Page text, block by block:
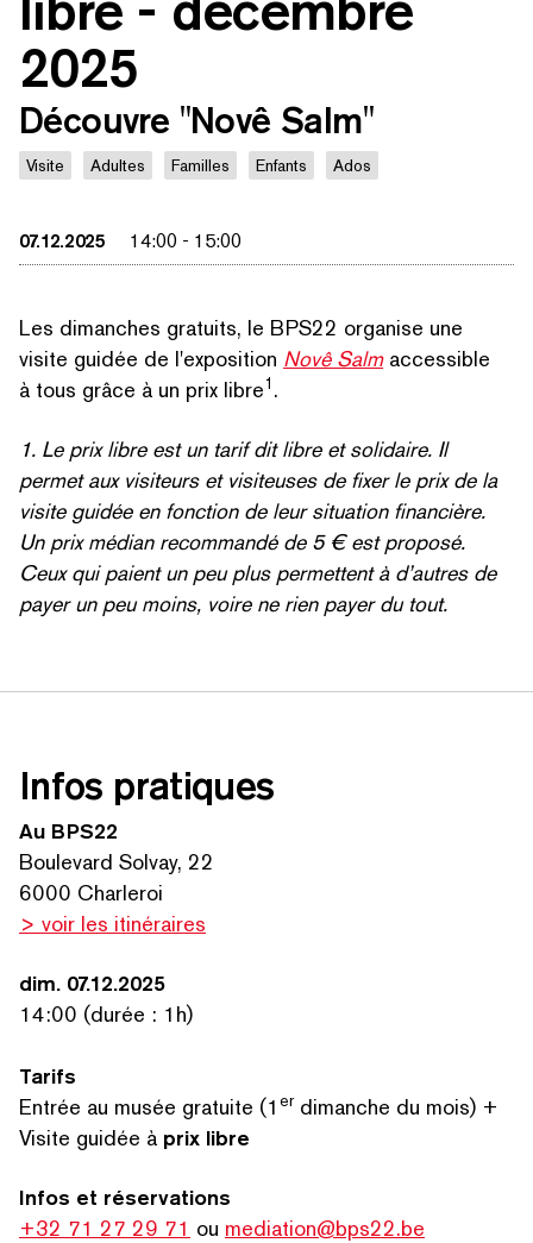
RECHERCHER PAR MOTS-CLÉS
2025
Découvre "Novê Salm"
Visite Adultes Familles Enfants Ados
07.12.2025 14:00 - 15:00
Les dimanches gratuits, le BPS22 organise une
visite guidée de l'exposition Novê Salmaccessible
à tous grâce à un prix libre1 .
1. Le prix libre est un tarif dit libre et solidaire. Il
permet aux visiteurs et visiteuses de fixer le prix de la
visite guidée en fonction de leur situation financière.
Un prix médian recommandé de 5 € est proposé.
Ceux qui paient un peu plus permettent à d’autres de
payer un peu moins, voire ne rien payer du tout.
Infos pratiques
Au BPS22
Boulevard Solvay, 22
6000 Charleroi
> voir les itinéraires
dim. 07.12.2025
14:00 (durée : 1h)
Tarifs
Entrée au musée gratuite (1 erdimanche du mois) +
Visite guidée à prix libre
Infos et réser­va­tions
+32 71 27 29 71 ou mediation@bps22.be